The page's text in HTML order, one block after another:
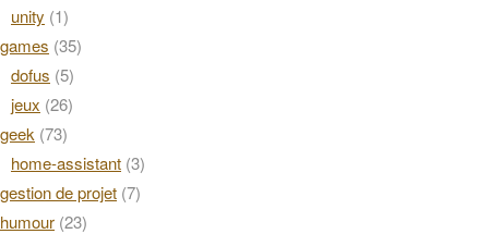
unity (1)
games (35)
dofus (5)
jeux (26)
geek (73)
home-assistant (3)
gestion de projet (7)
humour (23)